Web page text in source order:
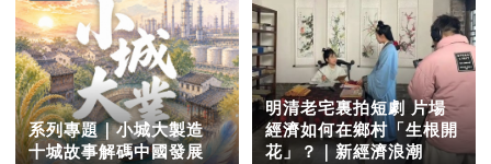
系列專題｜小城大製造
十城故事解碼中國發展
明清老宅裏拍短劇 片場
經濟如何在鄉村「生根開
花」？｜新經濟浪潮